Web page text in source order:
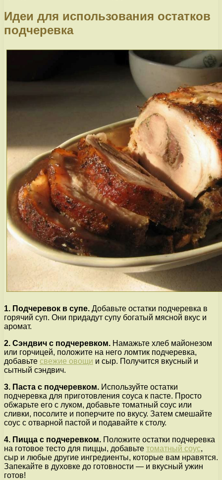
Идеи для использования остатков
подчеревка
1. Подчеревок в супе. Добавьте остатки подчеревка в
горячий суп. Они придадут супу богатый мясной вкус и
аромат.
2. Сэндвич с подчеревком. Намажьте хлеб майонезом
или горчицей, положите на него ломтик подчеревка,
добавьте свежие овощи и сыр. Получится вкусный и
сытный сэндвич.
3. Паста с подчеревком. Используйте остатки
подчеревка для приготовления соуса к пасте. Просто
обжарьте его с луком, добавьте томатный соус или
сливки, посолите и поперчите по вкусу. Затем смешайте
соус с отварной пастой и подавайте к столу.
4. Пицца с подчеревком. Положите остатки подчеревка
на готовое тесто для пиццы, добавьте томатный соус,
сыр и любые другие ингредиенты, которые вам нравятся.
Запекайте в духовке до готовности — и вкусный ужин
готов!